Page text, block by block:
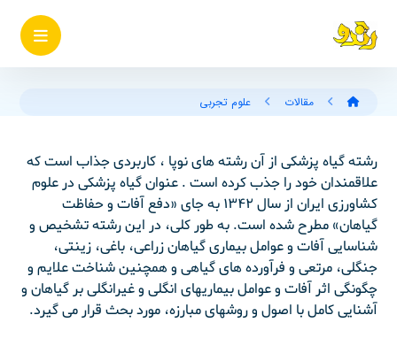
مقالات علوم تجربی
رشته گیاه پزشکی از آن رشته های نوپا ، کاربردی جذاب است که
علاقمندان خود را جذب کرده است . عنوان گیاه پزشکی در علوم
کشاورزی ایران از سال ۱۳۴۲ به جای «دفع آفات و حفاظت
گیاهان» مطرح شده است. به طور کلی، در این رشته تشخیص و
شناسایی آفات و عوامل بیماری گیاهان زراعی، باغی، زینتی،
جنگلی، مرتعی و فرآورده های گیاهی و همچنین شناخت علایم و
چگونگی اثر آفات و عوامل بیماریهای انگلی و غیرانگلی بر گیاهان و
آشنایی کامل با اصول و روشهای مبارزه، مورد بحث قرار می گیرد.